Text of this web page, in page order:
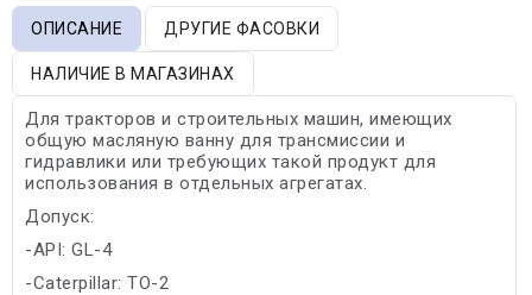
ОПИСАНИЕ ДРУГИЕ ФАСОВКИ
НАЛИЧИЕ В МАГАЗИНАХ
Для тракторов и строительных машин, имеющих
общую масляную ванну для трансмиссии и
гидравлики или требующих такой продукт для
использования в отдельных агрегатах.
Допуск:
-API: GL-4
-Caterpillar: TO-2